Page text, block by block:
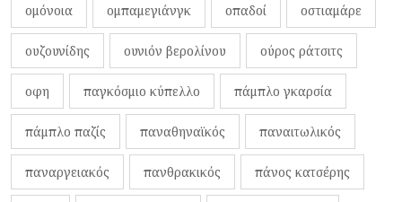
ομόνοια ομπαμεγιάνγκ οπαδοί οστιαμάρε
ουζουνίδης ουνιόν βερολίνου ούρος ράτσιτς
οφη παγκόσμιο κύπελλο πάμπλο γκαρσία
πάμπλο παζίς παναθηναϊκός παναιτωλικός
παναργειακός πανθρακικός πάνος κατσέρης